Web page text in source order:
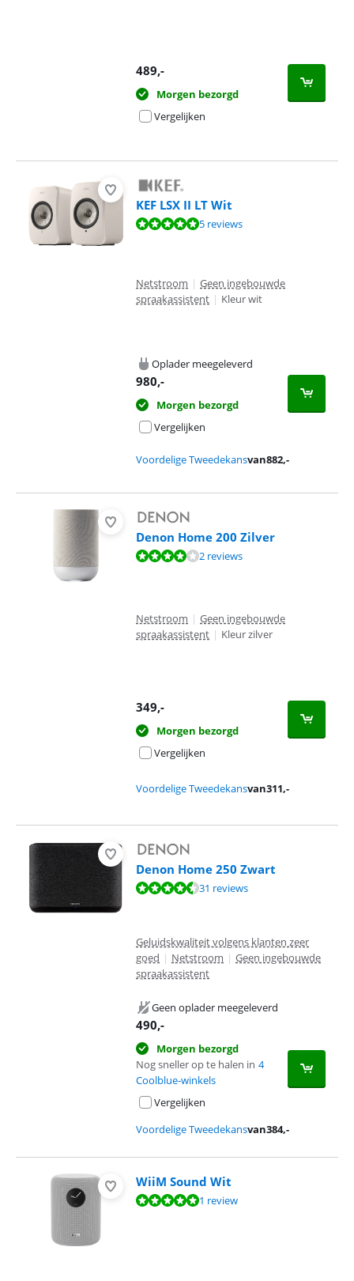
489,-
Morgen bezorgd
Vergelijken
KEF LSX II LT Wit
Beoordeling is 9,7 van de 10, gebaseerd op 5 reviews.
5 reviews
Netstroom | Geen ingebouwde
spraakassistent | Kleur wit
Oplader meegeleverd
980,-
Morgen bezorgd
Vergelijken
Voordelige Tweedekansvan882,-
Denon Home 200 Zilver
Beoordeling is 7,8 van de 10, gebaseerd op 2 reviews.
2 reviews
Netstroom | Geen ingebouwde
spraakassistent | Kleur zilver
349,-
Morgen bezorgd
Vergelijken
Voordelige Tweedekansvan311,-
Denon Home 250 Zwart
Beoordeling is 9,0 van de 10, gebaseerd op 31 reviews.
31 reviews
Geluidskwaliteit volgens klanten zeer
goed | Netstroom | Geen ingebouwde
spraakassistent
Geen oplader meegeleverd
490,-
Morgen bezorgd
Nog sneller op te halen in 4
Coolblue-winkels
Vergelijken
Voordelige Tweedekansvan384,-
WiiM Sound Wit
Beoordeling is 9,7 van de 10, gebaseerd op 1 review.
1 review